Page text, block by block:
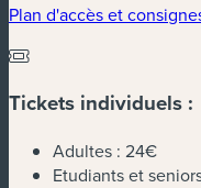
Plan d'accès et
Tickets individuels :
Adultes : 24€
Etudiants et